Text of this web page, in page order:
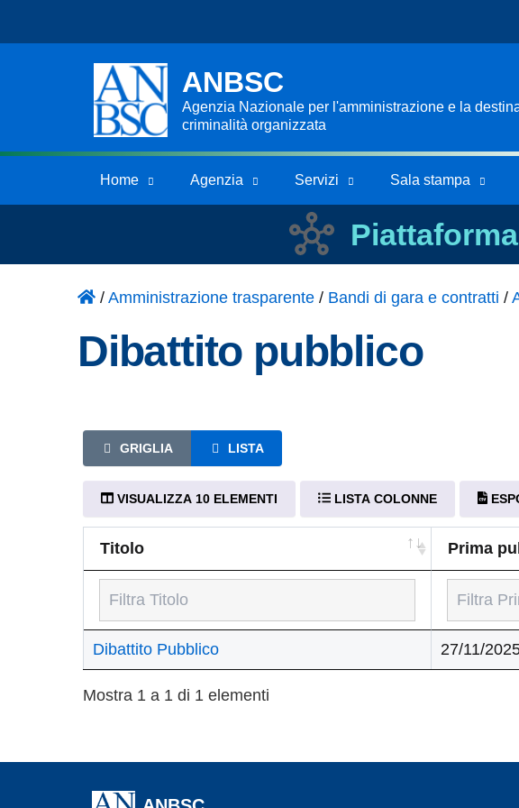
ANBSC
Agenzia Nazionale per l'amministrazione e la
criminalità organizzata
Home Agenzia Servizi Sala stampa
/Amministrazione trasparente / Bandi di gara e contratti /
Dibattito pubblico
GRIGLIA LISTA
VISUALIZZA 10 ELEMENTI LISTA COLONNE
Titolo Prima
Titolo Prima
Dibattito Pubblico 27/11/
Mostra 1 a 1 di 1 elementi